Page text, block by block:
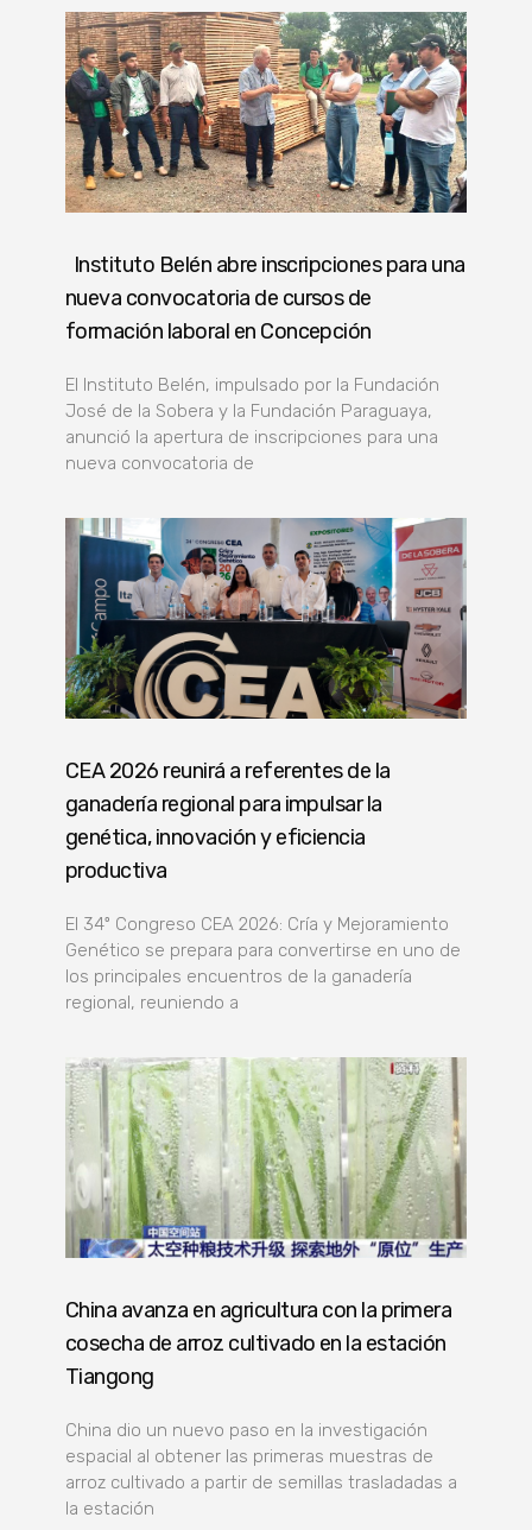
Instituto Belén abre inscripciones para una
nueva convocatoria de cursos de
formación laboral en Concepción
El Instituto Belén, impulsado por la Fundación
José de la Sobera y la Fundación Paraguaya,
anunció la apertura de inscripciones para una
nueva convocatoria de
CEA 2026 reunirá a referentes de la
ganadería regional para impulsar la
genética, innovación y eficiencia
productiva
El 34º Congreso CEA 2026: Cría y Mejoramiento
Genético se prepara para convertirse en uno de
los principales encuentros de la ganadería
regional, reuniendo a
China avanza en agricultura con la primera
cosecha de arroz cultivado en la estación
Tiangong
China dio un nuevo paso en la investigación
espacial al obtener las primeras muestras de
arroz cultivado a partir de semillas trasladadas a
la estación